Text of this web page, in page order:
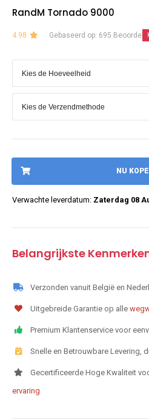
RandM Tornado 9000
4.98 Gebaseerd op: 695
NU
Verwachte leverdatum: Zaterdag 08
Belangrijkste
Verzonden vanuit België en
Uitgebreide Garantie op alle
Premium Klantenservice voor
Snelle en Betrouwbare Levering,
Gecertificeerde Hoge Kwaliteit
ervaring